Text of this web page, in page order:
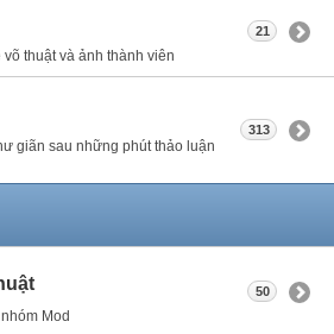
thuật và ảnh thành viên
21
giãn sau những phút thảo luận
313
Mod
50